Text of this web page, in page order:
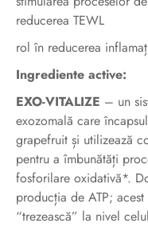
reducerea TEWL
rol în reducerea
Ingrediente active:
EXO-VITALIZE – un
exozomală care
grapefruit și utilizează
pentru a îmbunătăți
fosforilare oxidativă*.
producția de ATP;
“trezească” la nivel